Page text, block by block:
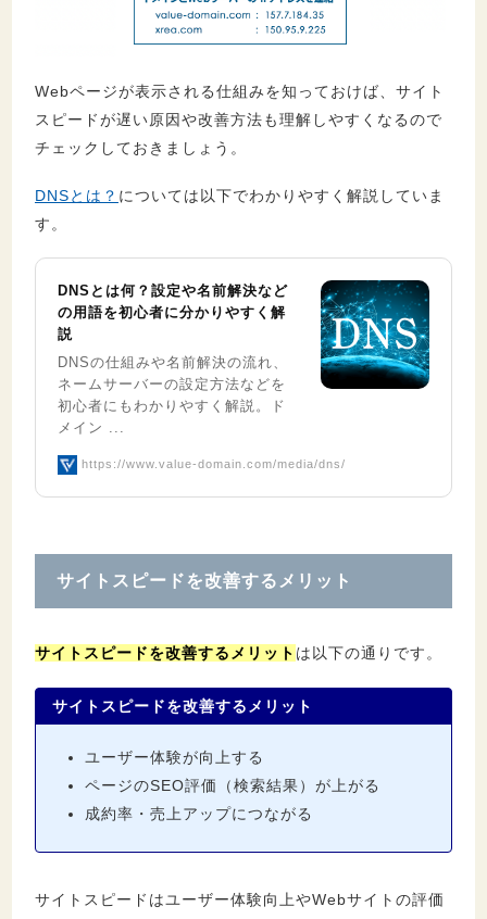
Webページが表示される仕組みを知っておけば、サイト
スピードが遅い原因や改善方法も理解しやすくなるので
チェックしておきましょう。
DNSとは？ については以下でわかりやすく解説していま
す。
DNSとは何？設定や名前解決など
の用語を初心者に分かりやすく解
説
DNSの仕組みや名前解決の流れ、
ネームサーバーの設定方法などを
初心者にもわかりやすく解説。ド
メイン ...
https://www.value-domain.com/media/dns/
サイトスピードを改善するメリット
サイトスピードを改善するメリット は以下の通りです。
サイトスピードを改善するメリット
ユーザー体験が向上する
ページのSEO評価（検索結果）が上がる
成約率・売上アップにつながる
サイトスピードはユーザー体験向上やWebサイトの評価